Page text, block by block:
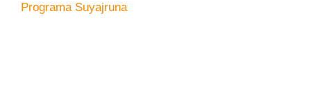
Programa Suyajruna